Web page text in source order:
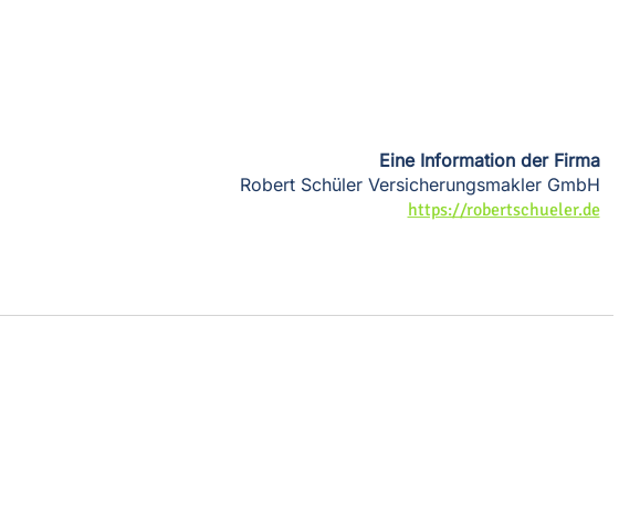
Eine Information der Firma
Robert Schüler Versicherungsmakler GmbH
https://robertschueler.de